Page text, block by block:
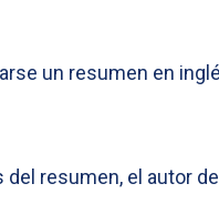
un resumen en
resumen, el autor